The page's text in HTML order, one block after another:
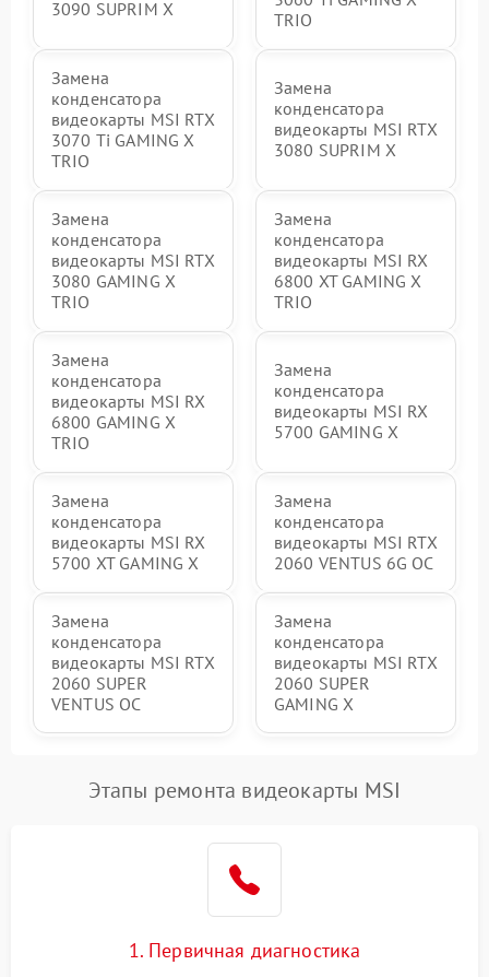
3090 SUPRIM X
TRIO
Замена
конденсатора
видеокарты MSI RTX
3070 Ti GAMING X
TRIO
Замена
конденсатора
видеокарты MSI RTX
3080 SUPRIM X
Замена
конденсатора
видеокарты MSI RTX
3080 GAMING X
TRIO
Замена
конденсатора
видеокарты MSI RX
6800 XT GAMING X
TRIO
Замена
конденсатора
видеокарты MSI RX
6800 GAMING X
TRIO
Замена
конденсатора
видеокарты MSI RX
5700 GAMING X
Замена
конденсатора
видеокарты MSI RX
5700 XT GAMING X
Замена
конденсатора
видеокарты MSI RTX
2060 VENTUS 6G OC
Замена
конденсатора
видеокарты MSI RTX
2060 SUPER
VENTUS OC
Замена
конденсатора
видеокарты MSI RTX
2060 SUPER
GAMING X
Этапы ремонта видеокарты MSI
1. Первичная диагностика